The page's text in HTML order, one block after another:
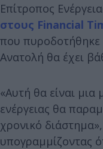
Επίτροπος
στους Financial
που
Ανατολή θα έχει
«Αυτή θα είναι μια
ενέργειας θα
χρονικό
υπογραμμίζοντας